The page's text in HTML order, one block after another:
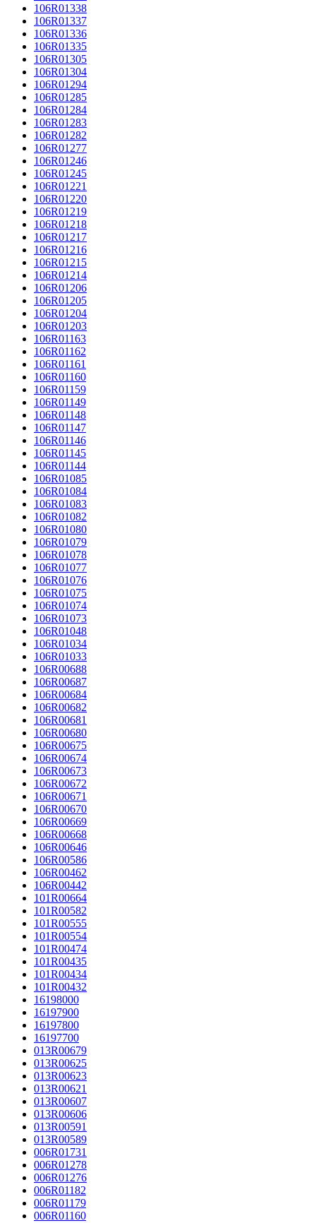
106R01338
106R01337
106R01336
106R01335
106R01305
106R01304
106R01294
106R01285
106R01284
106R01283
106R01282
106R01277
106R01246
106R01245
106R01221
106R01220
106R01219
106R01218
106R01217
106R01216
106R01215
106R01214
106R01206
106R01205
106R01204
106R01203
106R01163
106R01162
106R01161
106R01160
106R01159
106R01149
106R01148
106R01147
106R01146
106R01145
106R01144
106R01085
106R01084
106R01083
106R01082
106R01080
106R01079
106R01078
106R01077
106R01076
106R01075
106R01074
106R01073
106R01048
106R01034
106R01033
106R00688
106R00687
106R00684
106R00682
106R00681
106R00680
106R00675
106R00674
106R00673
106R00672
106R00671
106R00670
106R00669
106R00668
106R00646
106R00586
106R00462
106R00442
101R00664
101R00582
101R00555
101R00554
101R00474
101R00435
101R00434
101R00432
16198000
16197900
16197800
16197700
013R00679
013R00625
013R00623
013R00621
013R00607
013R00606
013R00591
013R00589
006R01731
006R01278
006R01276
006R01182
006R01179
006R01160